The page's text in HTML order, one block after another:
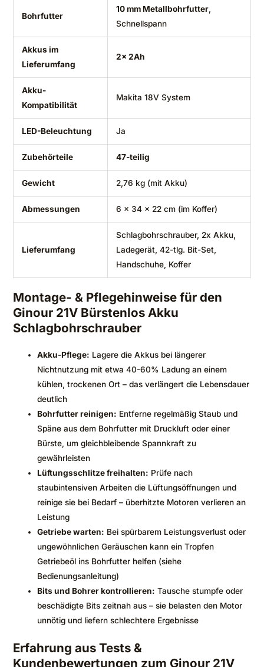
Bohrfutter
10 mm Metallbohrfutter,
Schnellspann
Akkus im
Lieferumfang
2x 2Ah
Akku-
Kompatibilität
Makita 18V System
LED-Beleuchtung Ja
Zubehörteile 47-teilig
Gewicht 2,76 kg (mit Akku)
Abmessungen 6 x 34 x 22 cm (im Koffer)
Lieferumfang
Schlagbohrschrauber, 2x Akku,
Ladegerät, 42-tlg. Bit-Set,
Handschuhe, Koffer
Montage- & Pflegehinweise für den
Ginour 21V Bürstenlos Akku
Schlagbohrschrauber
Akku-Pflege: Lagere die Akkus bei längerer
Nichtnutzung mit etwa 40-60% Ladung an einem
kühlen, trockenen Ort – das verlängert die Lebensdauer
deutlich
Bohrfutter reinigen: Entferne regelmäßig Staub und
Späne aus dem Bohrfutter mit Druckluft oder einer
Bürste, um gleichbleibende Spannkraft zu
gewährleisten
Lüftungsschlitze freihalten: Prüfe nach
staubintensiven Arbeiten die Lüftungsöffnungen und
reinige sie bei Bedarf – überhitzte Motoren verlieren an
Leistung
Getriebe warten: Bei spürbarem Leistungsverlust oder
ungewöhnlichen Geräuschen kann ein Tropfen
Getriebeöl ins Bohrfutter helfen (siehe
Bedienungsanleitung)
Bits und Bohrer kontrollieren: Tausche stumpfe oder
beschädigte Bits zeitnah aus – sie belasten den Motor
unnötig und liefern schlechtere Ergebnisse
Erfahrung aus Tests &
Kundenbewertungen zum Ginour 21V